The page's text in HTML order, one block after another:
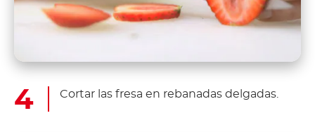
Cortar las fresa en rebanadas delgadas.